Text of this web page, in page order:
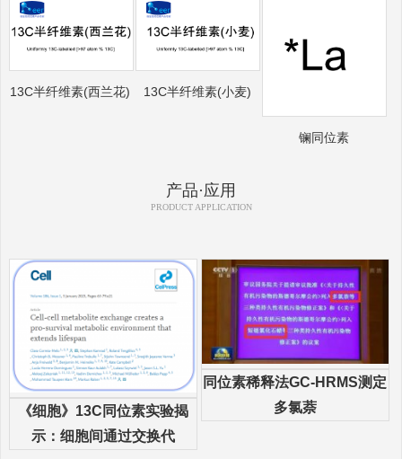
13C半纤维素(西兰花) 13C半纤维素(小麦)
镧同位素
产品·应用
PRODUCT APPLICATION
《细胞》13C同位素实验揭
示：细胞间通过交换代
同位素稀释法GC-HRMS测定
多氯萘